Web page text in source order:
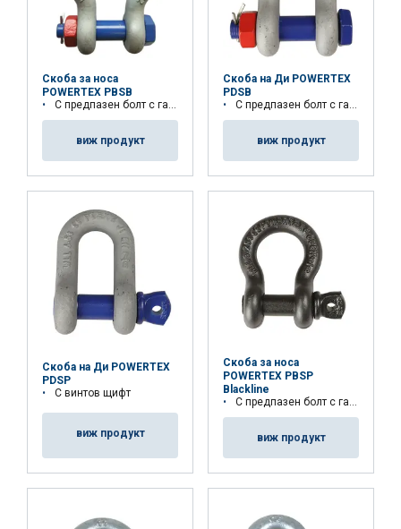
Работна температура:
Покритие:
Стандарт:
Коефицент на безопасност:
Клас :
Скоба за носа
POWERTEX PBSB
С предпазен болт с гайка и щифт
виж продукт
Скоба на Ди POWERTEX
PDSB
С предпазен болт с гайка и щифт
виж продукт
Скоба на Ди POWERTEX
PDSP
С винтов щифт
виж продукт
Скоба за носа
POWERTEX PBSP
Blackline
С предпазен болт с гайка и щифт
виж продукт